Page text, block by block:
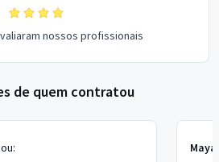
nossos profissionais
de quem contratou